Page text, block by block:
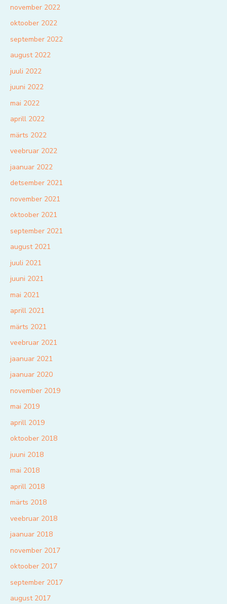
november 2022
oktoober 2022
september 2022
august 2022
juuli 2022
juuni 2022
mai 2022
aprill 2022
märts 2022
veebruar 2022
jaanuar 2022
detsember 2021
november 2021
oktoober 2021
september 2021
august 2021
juuli 2021
juuni 2021
mai 2021
aprill 2021
märts 2021
veebruar 2021
jaanuar 2021
jaanuar 2020
november 2019
mai 2019
aprill 2019
oktoober 2018
juuni 2018
mai 2018
aprill 2018
märts 2018
veebruar 2018
jaanuar 2018
november 2017
oktoober 2017
september 2017
august 2017